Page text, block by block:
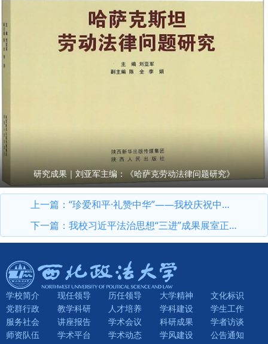
研究成果｜刘亚军主编：《哈萨克劳动法律问题研究》
上一篇： “珍爱和平·礼赞中华”——我校庆祝中华人民共和国成立76周年暨纪念抗战胜利80周年摄影作品展开展
下一篇： 我校习近平法治思想“三进”成果展室正式投入使用
学校简介 现任领导 历任领导 大学精神
文化标识
党群行政
教学科研 人才培养 学科建设
学生工作
服务社会
讲座报告 学术会议 科研成果
学者访谈
师资队伍
学术平台 学术动态 学风建设
公告通知